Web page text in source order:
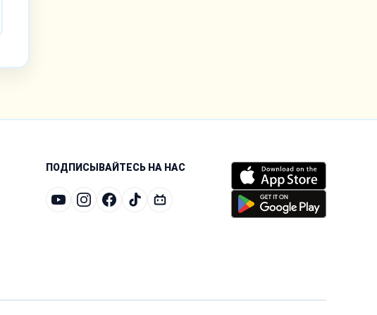
ПОДПИСЫВАЙТЕСЬ НА НАС